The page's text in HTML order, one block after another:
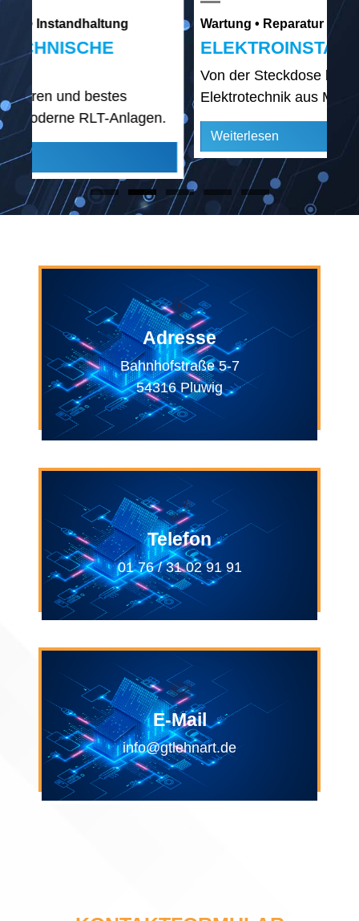
Wartung • Reparatur • Instandhaltung
ELEKTROINSTALLATION
Von der Steckdose bis zum Schaltschrank
Elektrotechnik aus Meisterhand.
Adresse
Bahnhofstraße 5-7
54316 Pluwig
Telefon
01 76 / 31 02 91 91
E-Mail
info@gtlehnart.de